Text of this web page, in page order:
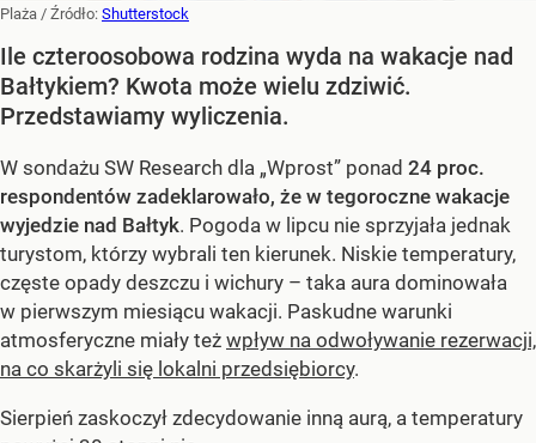
Plaża / Źródło: Shutterstock
Ile czteroosobowa rodzina wyda na wakacje nad
Bałtykiem? Kwota może wielu zdziwić.
Przedstawiamy wyliczenia.
W sondażu SW Research dla „Wprost” ponad 24 proc.
respondentów zadeklarowało, że w tegoroczne wakacje
wyjedzie nad Bałtyk. Pogoda w lipcu nie sprzyjała jednak
turystom, którzy wybrali ten kierunek. Niskie temperatury,
częste opady deszczu i wichury – taka aura dominowała
w pierwszym miesiącu wakacji. Paskudne warunki
atmosferyczne miały też wpływ na odwoływanie rezerwacji,
na co skarżyli się lokalni przedsiębiorcy.
Sierpień zaskoczył zdecydowanie inną aurą, a temperatury